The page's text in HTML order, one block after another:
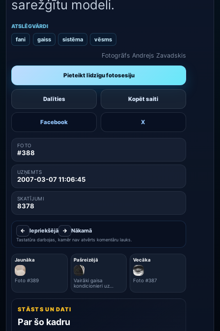
sarežģītu modeli.
ATSLĒGVĀRDI
fani gaiss sistēma vēsms
Fotogrāfs Andrejs Zavadskis
Pieteikt līdzīgu fotosesiju
Dalīties Kopēt saiti
Facebook X
FOTO
#388
UZŅEMTS
2007-03-07 11:06:45
SKATĪJUMI
8378
← Iepriekšējā → Nākamā
Tastatūra darbojas, kamēr nav atvērts komentāru lauks.
Jaunāka
Foto #389
Pašreizējā
Vairāki gaisa
kondicionieri uz
Vecāka
Foto #387
STĀSTS UN DATI
Par šo kadru